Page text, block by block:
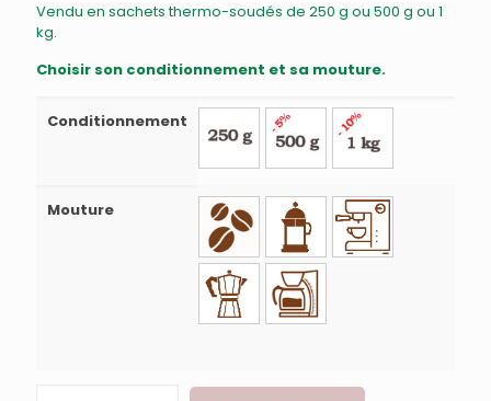
Vendu en sachets thermo-soudés de 250 g ou 500 g ou 1
kg.
Choisir son conditionnement et sa mouture.
Conditionnement
Mouture